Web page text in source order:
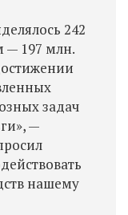
242
— 197 млн.
задач
—
нашему